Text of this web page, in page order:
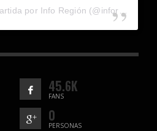
45.6K
FANS
0
PERSONAS